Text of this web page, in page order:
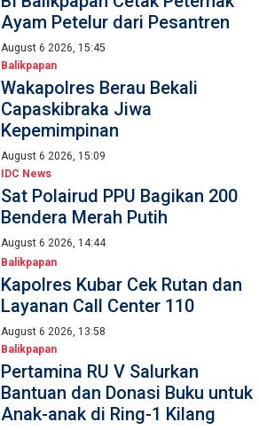
Ayam Petelur dari Pesantren
August 6 2026, 15:45
Balikpapan
Wakapolres Berau Bekali
Capaskibraka Jiwa
Kepemimpinan
August 6 2026, 15:09
IDC News
Sat Polairud PPU Bagikan 200
Bendera Merah Putih
August 6 2026, 14:44
Balikpapan
Kapolres Kubar Cek Rutan dan
Layanan Call Center 110
August 6 2026, 13:58
Balikpapan
Pertamina RU V Salurkan
Bantuan dan Donasi Buku untuk
Anak-anak di Ring-1 Kilang